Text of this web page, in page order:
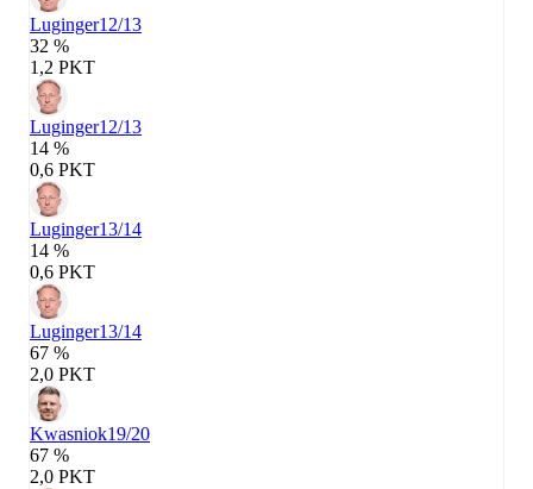
Luginger12/13
32 %
1,2 PKT
Luginger12/13
14 %
0,6 PKT
Luginger13/14
14 %
0,6 PKT
Luginger13/14
67 %
2,0 PKT
Kwasniok19/20
67 %
2,0 PKT